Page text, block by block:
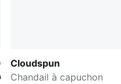
Cloudspun
Chandail à capuchon